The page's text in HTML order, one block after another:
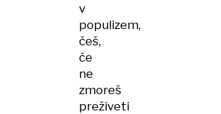
v
populizem,
češ,
če
ne
zmoreš
preživeti